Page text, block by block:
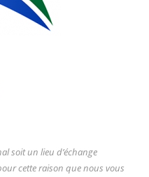
soit un lieu d’échange
cette raison que nous vous